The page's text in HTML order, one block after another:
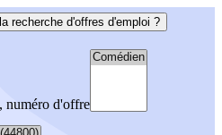
recherche d'offres d'emploi ?
numéro d'offre